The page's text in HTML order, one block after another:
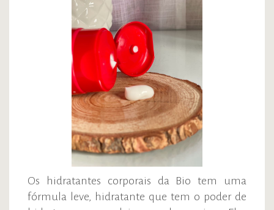
Os hidratantes corporais da Bio tem uma
fórmula leve, hidratante que tem o poder de